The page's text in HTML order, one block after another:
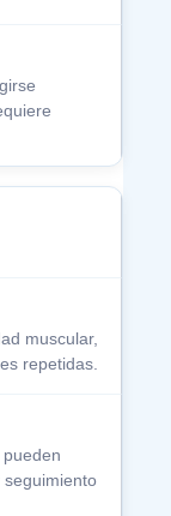
muscular,
repetidas.